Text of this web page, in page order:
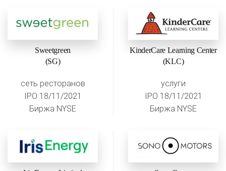
Sweetgreen
(SG)
сеть ресторанов
IPO 18/11/2021
Биржа NYSE
KinderCare Learning Center
(KLC)
услуги
IPO 18/11/2021
Биржа NYSE